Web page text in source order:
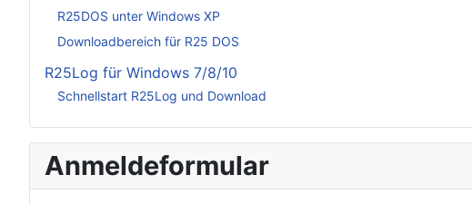
R25DOS unter Windows XP
Downloadbereich für R25 DOS
R25Log für Windows 7/8/10
Schnellstart R25Log und Download
Anmeldeformular